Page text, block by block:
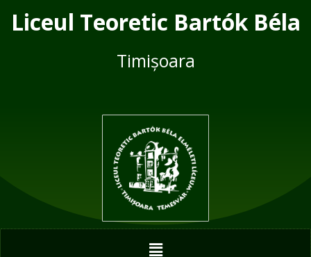
Liceul Teoretic Bartók Béla
Timișoara
Menu